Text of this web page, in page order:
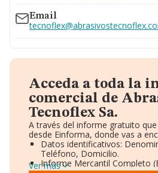
Email
Acceda a toda la
comercial de
Tecnoflex Sa.
A través del informe gratuito
desde Einforma, donde vas a
Datos identificativos:
Teléfono, Domicilio.
Informe Mercantil Completo
Ver más